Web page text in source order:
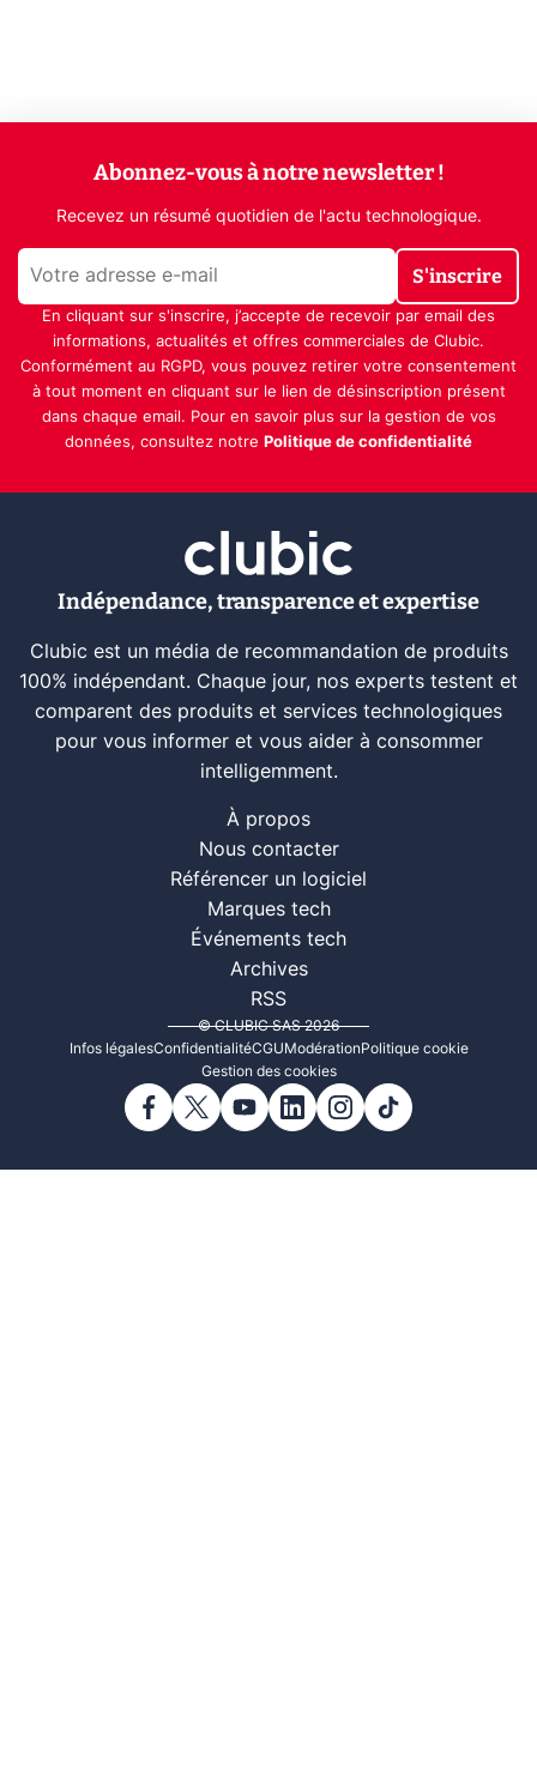
Abonnez-vous à notre newsletter !
Recevez un résumé quotidien de l'actu technologique.
S'inscrire
En cliquant sur s'inscrire, j’accepte de recevoir par email des
informations, actualités et offres commerciales de Clubic.
Conformément au RGPD, vous pouvez retirer votre consentement
à tout moment en cliquant sur le lien de désinscription présent
dans chaque email. Pour en savoir plus sur la gestion de vos
données, consultez notre Politique de confidentialité
Indépendance, transparence et expertise
Clubic est un média de recommandation de produits
100% indépendant. Chaque jour, nos experts testent et
comparent des produits et services technologiques
pour vous informer et vous aider à consommer
intelligemment.
À propos
Nous contacter
Référencer un logiciel
Marques tech
Événements tech
Archives
RSS
© CLUBIC SAS 2026
Infos légalesConfidentialitéCGUModérationPolitique cookie
Gestion des cookies